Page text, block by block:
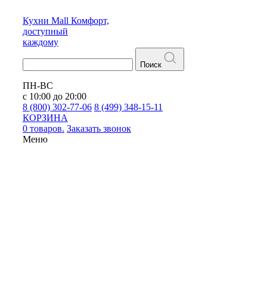
Кухни Mall Комфорт,
доступный
каждому
Поиск
ПН-ВС
с 10:00 до 20:00
8 (800) 302-77-06 8 (499) 348-15-11
КОРЗИНА
0 товаров. Заказать звонок
Меню